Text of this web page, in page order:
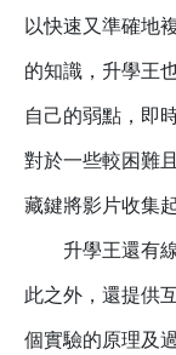
以快速又準確地
的知識，升學王
自己的弱點，即
對於一些較困難
藏鍵將影片收集
升學王還有線
此之外，還提供
個實驗的原理及